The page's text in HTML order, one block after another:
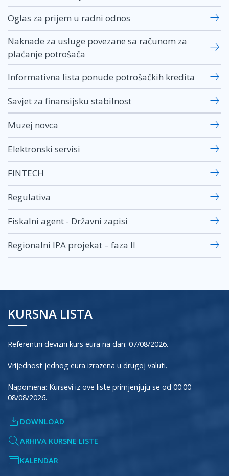
Oglas za prijem u radni odnos
Naknade za usluge povezane sa računom za
plaćanje potrošača
Informativna lista ponude potrošačkih kredita
Savjet za finansijsku stabilnost
Muzej novca
Elektronski servisi
FINTECH
Regulativa
Fiskalni agent - Državni zapisi
Regionalni IPA projekat – faza II
KURSNA LISTA
Referentni devizni kurs eura na dan: 07/08/2026.
Vrijednost jednog eura izrazena u drugoj valuti.
Napomena: Kursevi iz ove liste primjenjuju se od 00:00
08/08/2026.
DOWNLOAD
ARHIVA KURSNE LISTE
KALENDAR